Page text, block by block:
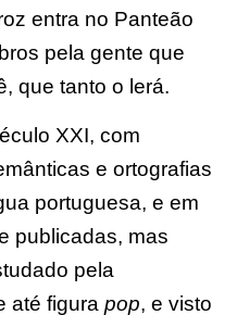
entra no Panteão
pela gente que
que tanto o lerá.
XXI, com
e ortografias
portuguesa, e em
publicadas, mas
pela
até figura pop, e visto